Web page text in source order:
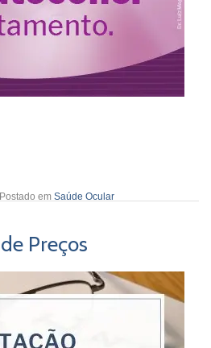
Postado em Saúde Ocular
Preços